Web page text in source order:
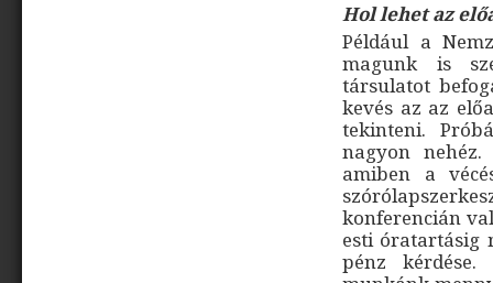
Hol lehet az
Például a
magunk is
társulatot
kevés az az
tekinteni.
nagyon
amiben a
konferencián
esti óratartásig
pénz